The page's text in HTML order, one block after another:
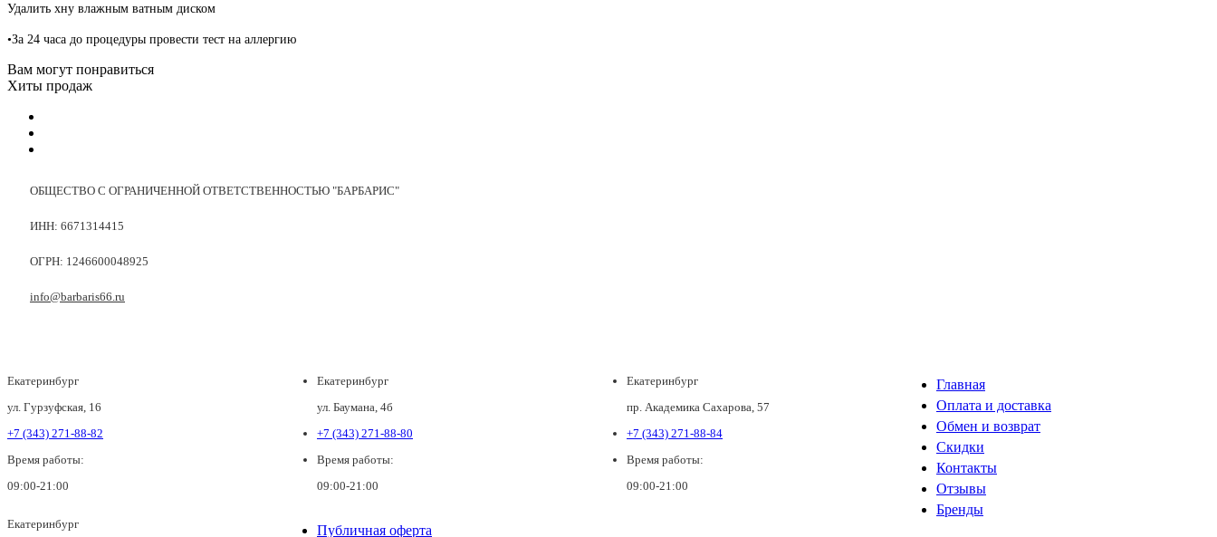
Удалить хну влажным ватным диском
•За 24 часа до процедуры провести тест на аллергию
Вам могут понравиться
Хиты продаж
ОБЩЕСТВО С ОГРАНИЧЕННОЙ ОТВЕТСТВЕННОСТЬЮ "БАРБАРИС"
ИНН: 6671314415
ОГРН: 1246600048925
info@barbaris66.ru
Екатеринбург
ул. Гурзуфская, 16
+7 (343) 271-88-82
Время работы:
09:00-21:00
Екатеринбург
ул. Баумана, 4б
+7 (343) 271-88-80
Время работы:
09:00-21:00
Екатеринбург
пр. Академика Сахарова, 57
+7 (343) 271-88-84
Время работы:
09:00-21:00
Екатеринбург
Главная
Оплата и доставка
Обмен и возврат
Скидки
Контакты
Отзывы
Бренды
Публичная оферта